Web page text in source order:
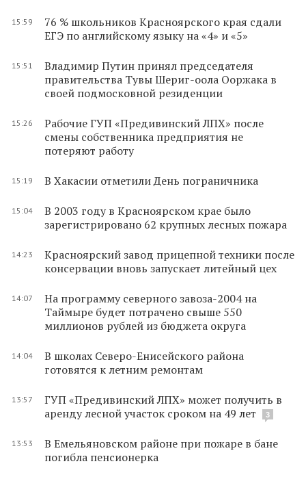
15:59
76 % школьников Красноярского края сдали
ЕГЭ по английскому языку на «4» и «5»
15:51
Владимир Путин принял председателя
правительства Тувы Шериг-оола Ооржака в
своей подмосковной резиденции
15:26
Рабочие ГУП «Предивинский ЛПХ» после
смены собственника предприятия не
потеряют работу
15:19 В Хакасии отметили День пограничника
15:04
В 2003 году в Красноярском крае было
зарегистрировано 62 крупных лесных пожара
14:23
Красноярский завод прицепной техники после
консервации вновь запускает литейный цех
14:07
На программу северного завоза-2004 на
Таймыре будет потрачено свыше 550
миллионов рублей из бюджета округа
14:04
В школах Северо-Енисейского района
готовятся к летним ремонтам
13:57
ГУП «Предивинский ЛПХ» может получить в
аренду лесной участок сроком на 49 лет
3
13:53
В Емельяновском районе при пожаре в бане
погибла пенсионерка